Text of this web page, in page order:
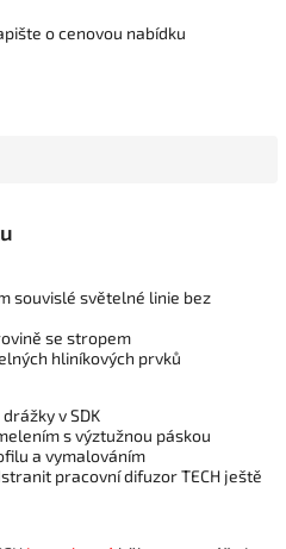
o cenovou nabídku
souvislé světelné linie bez
se stropem
hliníkových prvků
v SDK
s výztužnou páskou
a vymalováním
pracovní difuzor TECH ještě